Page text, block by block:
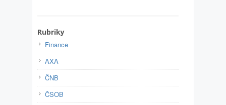
Rubriky
Finance
AXA
ČNB
ČSOB